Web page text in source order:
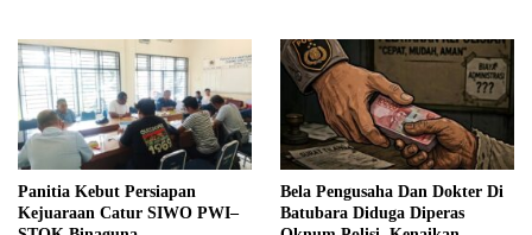
Panitia Kebut Persiapan
Kejuaraan Catur SIWO PWI–
Bela Pengusaha Dan Dokter Di
Batubara Diduga Diperas